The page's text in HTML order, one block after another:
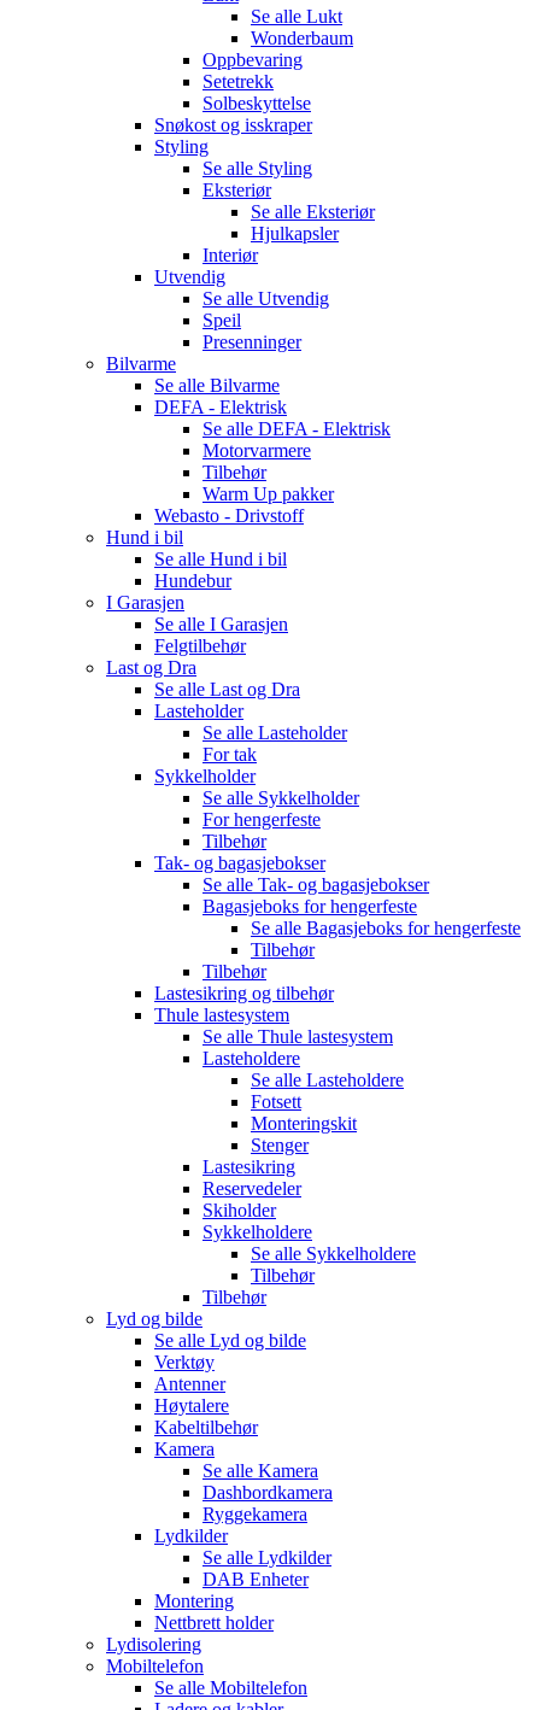
Se alle Lukt
Wonderbaum
Oppbevaring
Setetrekk
Solbeskyttelse
Snøkost og isskraper
Styling
Se alle Styling
Eksteriør
Se alle Eksteriør
Hjulkapsler
Interiør
Utvendig
Se alle Utvendig
Speil
Presenninger
Bilvarme
Se alle Bilvarme
DEFA - Elektrisk
Se alle DEFA - Elektrisk
Motorvarmere
Tilbehør
Warm Up pakker
Webasto - Drivstoff
Hund i bil
Se alle Hund i bil
Hundebur
I Garasjen
Se alle I Garasjen
Felgtilbehør
Last og Dra
Se alle Last og Dra
Lasteholder
Se alle Lasteholder
For tak
Sykkelholder
Se alle Sykkelholder
For hengerfeste
Tilbehør
Tak- og bagasjebokser
Se alle Tak- og bagasjebokser
Bagasjeboks for hengerfeste
Se alle Bagasjeboks for hengerfeste
Tilbehør
Tilbehør
Lastesikring og tilbehør
Thule lastesystem
Se alle Thule lastesystem
Lasteholdere
Se alle Lasteholdere
Fotsett
Monteringskit
Stenger
Lastesikring
Reservedeler
Skiholder
Sykkelholdere
Se alle Sykkelholdere
Tilbehør
Tilbehør
Lyd og bilde
Se alle Lyd og bilde
Verktøy
Antenner
Høytalere
Kabeltilbehør
Kamera
Se alle Kamera
Dashbordkamera
Ryggekamera
Lydkilder
Se alle Lydkilder
DAB Enheter
Montering
Nettbrett holder
Lydisolering
Mobiltelefon
Se alle Mobiltelefon